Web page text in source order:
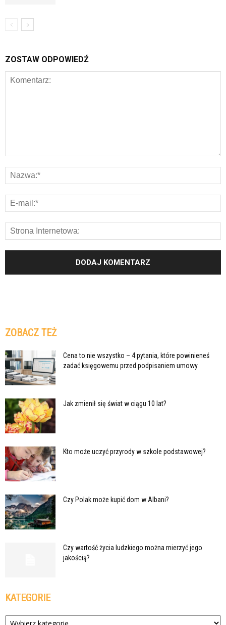
ZOSTAW ODPOWIEDŹ
ZOBACZ TEŻ
Cena to nie wszystko – 4 pytania, które powinieneś
zadać księgowemu przed podpisaniem umowy
Jak zmienił się świat w ciągu 10 lat?
Kto może uczyć przyrody w szkole podstawowej?
Czy Polak może kupić dom w Albani?
Czy wartość życia ludzkiego można mierzyć jego
jakością?
KATEGORIE
Kategorie